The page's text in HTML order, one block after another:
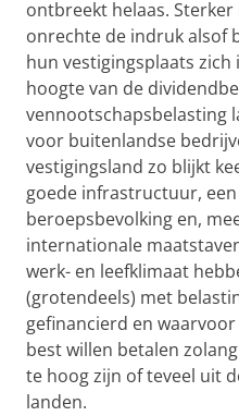
ontbreekt helaas.
onrechte de indruk alsof
hun vestigingsplaats
hoogte van de
vennootschapsbelasting
voor buitenlandse
vestigingsland zo blijkt
goede infrastructuur,
beroepsbevolking en,
internationale
werk- en leefklimaat
(grotendeels) met
gefinancierd en
best willen betalen
te hoog zijn of teveel uit
landen.